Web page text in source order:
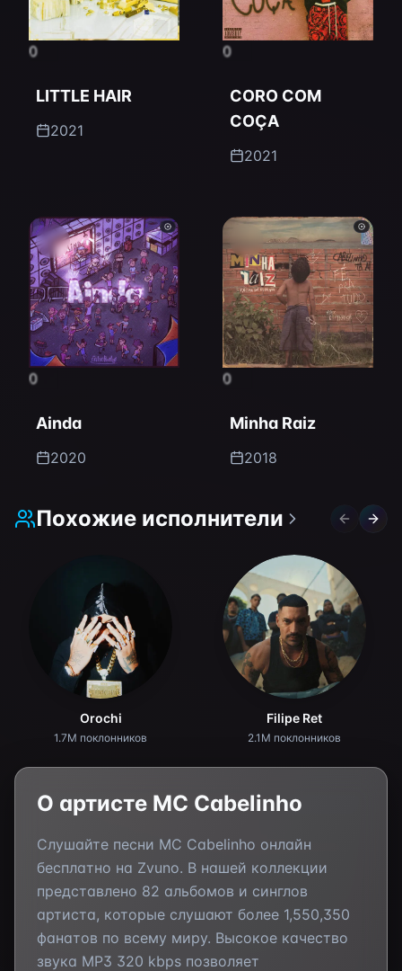
0
LITTLE HAIR
2021
0
CORO COM
COÇA
2021
0
Ainda
2020
0
Minha Raiz
2018
Похожие исполнители Previous
Orochi
1.7M поклонников
Filipe Ret
2.1M поклонников
О артисте MC Cabelinho
Слушайте песни MC Cabelinho онлайн
бесплатно на Zvuno. В нашей коллекции
представлено 82 альбомов и синглов
артиста, которые слушают более 1,550,350
фанатов по всему миру. Высокое качество
звука MP3 320 kbps позволяет